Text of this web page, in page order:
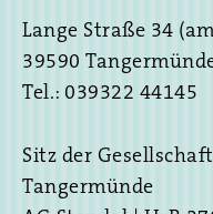
Lange Straße 34
39590
Tel.: 039322 44145
Sitz der
Tangermünde